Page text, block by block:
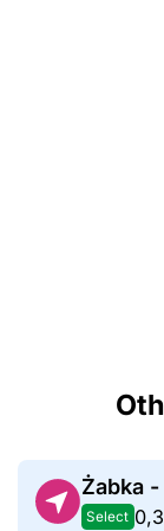
Żabka -
Select